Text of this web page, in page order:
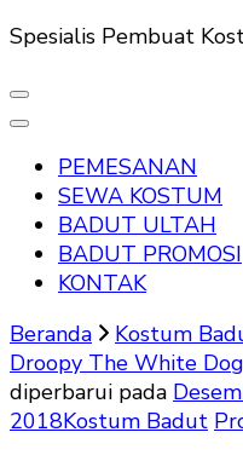
Spesialis Pembuat
PEMESANAN
SEWA KOSTUM
BADUT ULTAH
BADUT PROMOSI
KONTAK
Beranda
Kostum
Droopy The White Dog
diperbarui pada
2018Kostum Badut